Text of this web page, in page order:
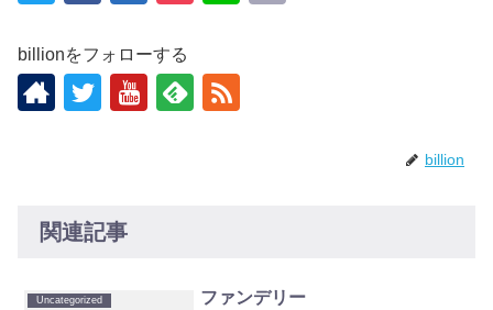
billionをフォローする
billion
関連記事
Uncategorized ファンデリー